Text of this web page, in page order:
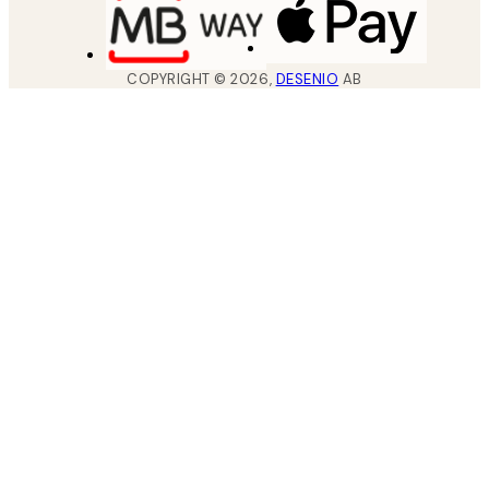
COPYRIGHT ©2026, DESENIO AB